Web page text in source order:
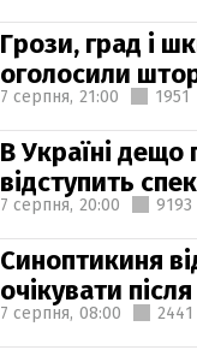
Грози, град і
оголосили
7 серпня, 21:00 1951
В Україні дещо
відступить
7 серпня, 20:00 9193
Синоптикиня
очікувати
7 серпня, 08:00 2441